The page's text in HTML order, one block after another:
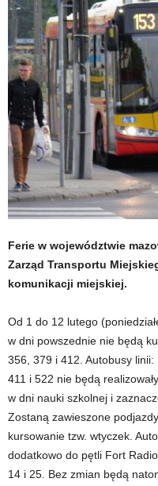
Ferie w województwie
Zarząd Transportu
komunikacji miejskiej.
Od 1 do 12 lutego
w dni powszednie nie będą
356, 379 i 412. Autobusy linii:
411 i 522 nie będą
w dni nauki szkolnej i
Zostaną zawieszone
kursowanie tzw. wtyczek.
dodatkowo do pętli Fort
14 i 25. Bez zmian będą